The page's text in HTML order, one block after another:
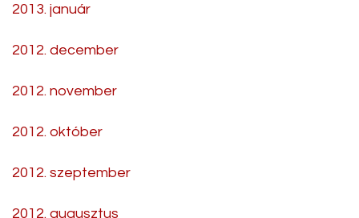
2013. január
2012. december
2012. november
2012. október
2012. szeptember
2012. augusztus